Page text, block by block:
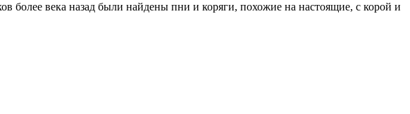
более века назад были найдены пни и коряги, похожие на настоящие, с корой и